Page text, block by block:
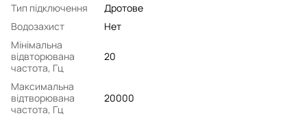
Тип підключення
Дротове
Водозахист
Нет
Мінімальна
відвторювана
частота, Гц
20
Максимальна
відтворювана
частота, Гц
20000